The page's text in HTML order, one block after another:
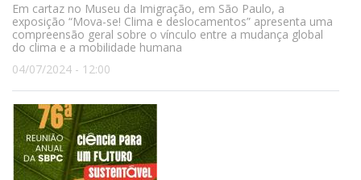
Em cartaz no Museu da Imigração, em São Paulo, a
exposição “Mova-se! Clima e deslocamentos” apresenta uma
compreensão geral sobre o vínculo entre a mudança global
do clima e a mobilidade humana
04/07/2024 - 12:00